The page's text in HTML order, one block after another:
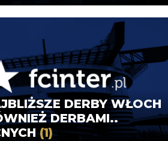
DERBY WŁOCH
DERBAMI..
(1)